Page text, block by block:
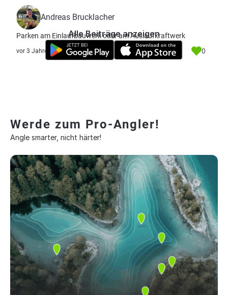
Andreas Brucklacher
Parken am Einlaufbauwerk oder am Auslaufkraftwerk
vor 3 Jahre 0
Alle Beiträge anzeigen
Werde zum Pro-Angler!
Angle smarter, nicht härter!